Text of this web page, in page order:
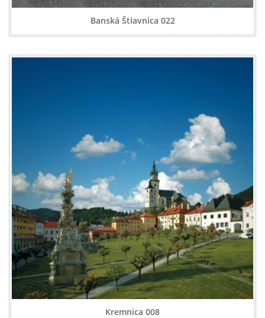
Banská Štiavnica 022
Kremnica 008